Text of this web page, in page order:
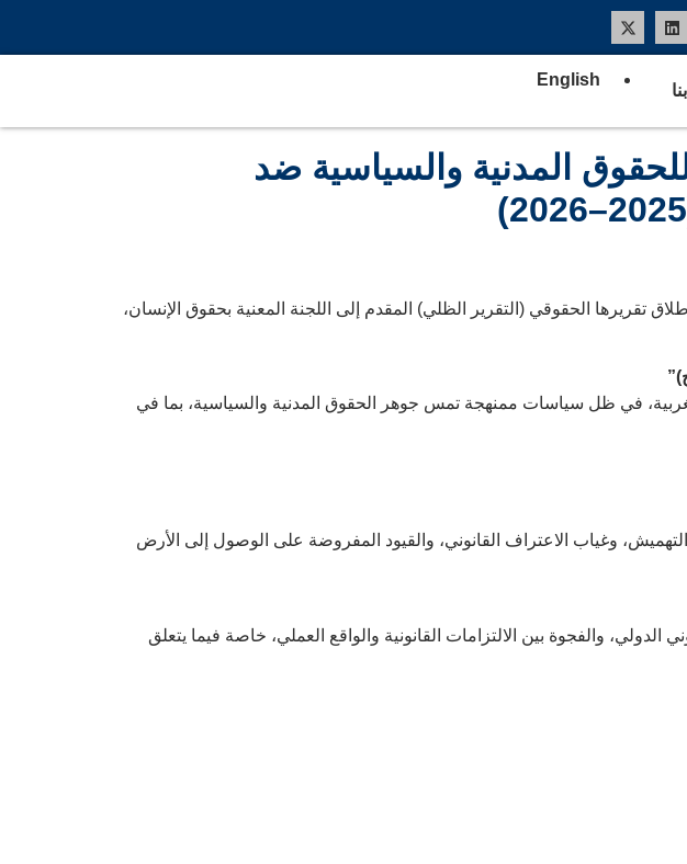
English
المدنية والسياسية ضد
تقريرها الحقوقي (التقرير الظلي) المقدم إلى اللجنة المعنية بحقوق الإنسان،
من الضفة الغربية، في ظل سياسات ممنهجة تمس جوهر الحقوق المدنية والسياسية، بما في
وغياب الاعتراف القانوني، والقيود المفروضة على الوصول إلى الأرض
والفجوة بين الالتزامات القانونية والواقع العملي، خاصة فيما يتعلق